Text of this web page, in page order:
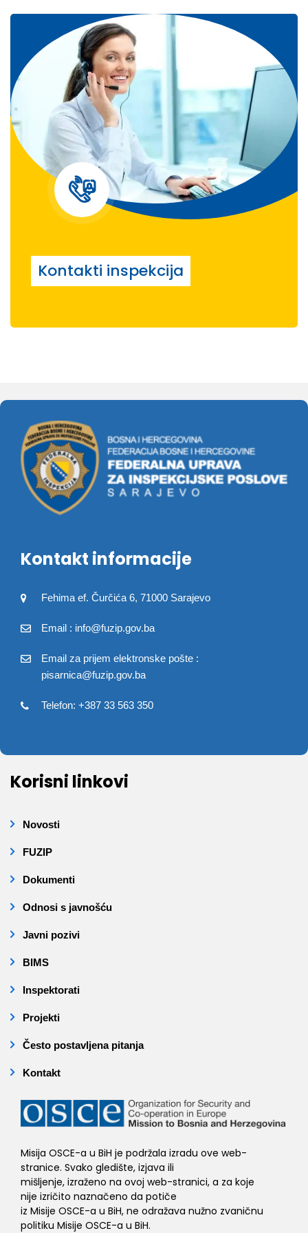
Kontakti inspekcija
Kontakt informacije
Fehima ef. Čurčića 6, 71000 Sarajevo
Email : info@fuzip.gov.ba
Email za prijem elektronske pošte :
pisarnica@fuzip.gov.ba
Telefon: +387 33 563 350
Korisni linkovi
Novosti
FUZIP
Dokumenti
Odnosi s javnošću
Javni pozivi
BIMS
Inspektorati
Projekti
Često postavljena pitanja
Kontakt
Misija OSCE-a u BiH je podržala izradu ove web-
stranice. Svako gledište, izjava ili
mišljenje, izraženo na ovoj web-stranici, a za koje
nije izričito naznačeno da potiče
iz Misije OSCE-a u BiH, ne odražava nužno zvaničnu
politiku Misije OSCE-a u BiH.